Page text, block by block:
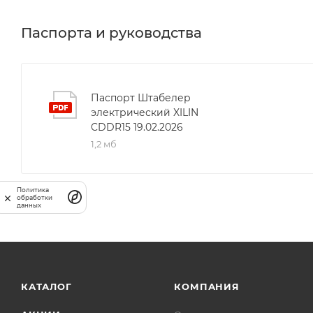
ограниченных пространствах. Прочная стальная
Паспорта и руководства
Паспорт Штабелер
электрический XILIN
CDDR15 19.02.2026
1,2 мб
КАТАЛОГ КОМПАНИЯ
Политика
обработки
данных